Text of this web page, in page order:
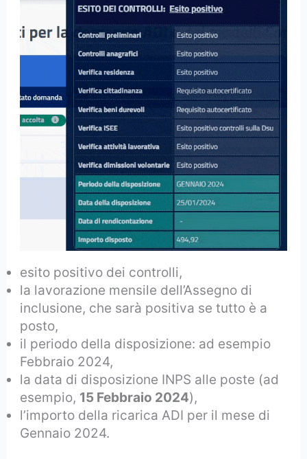
esito positivo dei controlli,
la lavorazione mensile dell’Assegno di
inclusione, che sarà positiva se tutto è a
posto,
il periodo della disposizione: ad esempio
Febbraio 2024,
la data di disposizione INPS alle poste (ad
esempio, 15 Febbraio 2024),
l’importo della ricarica ADI per il mese di
Gennaio 2024.